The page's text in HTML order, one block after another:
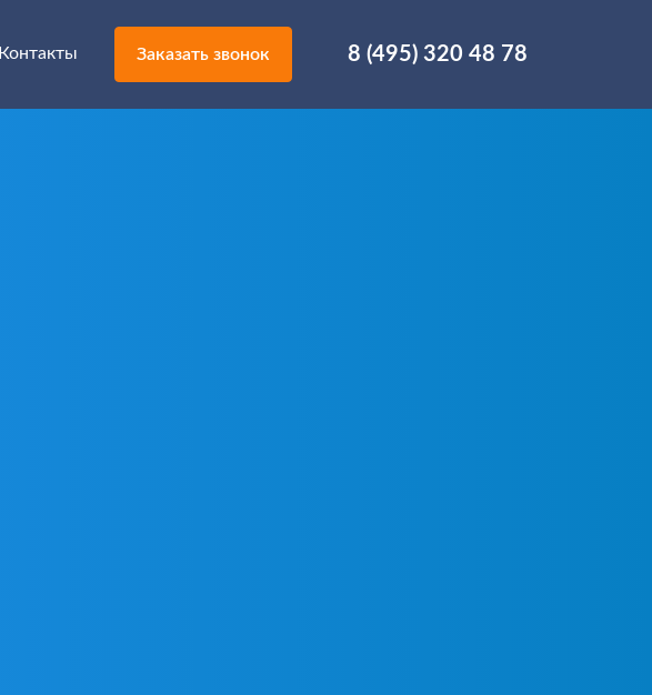
Контакты Заказать звонок 8 (495) 320 48 78